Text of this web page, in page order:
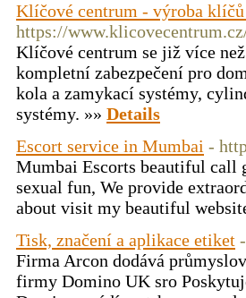
Klíčové centrum - výroba
https://
Klíčové centrum se již více
kompletní zabezpečení pro
kola a zamykací systémy,
systémy. »» Details
Escort service in Mumbai -
Mumbai Escorts beautiful call
sexual fun, We provide
about visit my beautiful
Tisk, značení a aplikace etiket
Firma Arcon dodává
firmy Domino UK sro